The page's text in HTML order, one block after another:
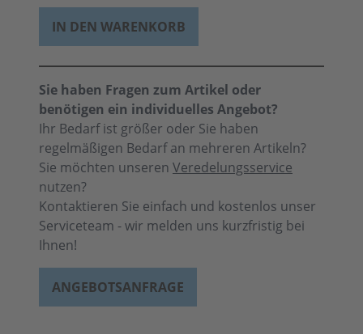
IN DEN WARENKORB
Sie haben Fragen zum Artikel oder
benötigen ein individuelles Angebot?
Ihr Bedarf ist größer oder Sie haben
regelmäßigen Bedarf an mehreren Artikeln?
Sie möchten unseren Veredelungsservice
nutzen?
Kontaktieren Sie einfach und kostenlos unser
Serviceteam - wir melden uns kurzfristig bei
Ihnen!
ANGEBOTSANFRAGE